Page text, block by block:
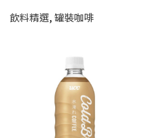
飲料精選,罐裝咖啡